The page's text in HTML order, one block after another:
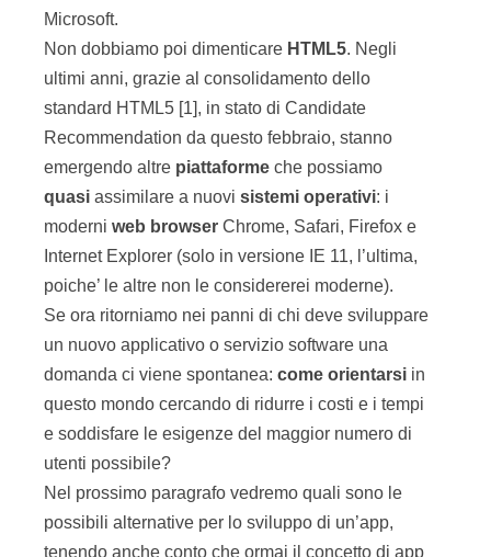
Microsoft.
Non dobbiamo poi dimenticare HTML5. Negli
ultimi anni, grazie al consolidamento dello
standard HTML5 [1], in stato di Candidate
Recommendation da questo febbraio, stanno
emergendo altre piattaforme che possiamo
quasi assimilare a nuovi sistemi operativi: i
moderni web browser Chrome, Safari, Firefox e
Internet Explorer (solo in versione IE 11, l’ultima,
poiche’ le altre non le considererei moderne).
Se ora ritorniamo nei panni di chi deve sviluppare
un nuovo applicativo o servizio software una
domanda ci viene spontanea: come orientarsi in
questo mondo cercando di ridurre i costi e i tempi
e soddisfare le esigenze del maggior numero di
utenti possibile?
Nel prossimo paragrafo vedremo quali sono le
possibili alternative per lo sviluppo di un’app,
tenendo anche conto che ormai il concetto di app